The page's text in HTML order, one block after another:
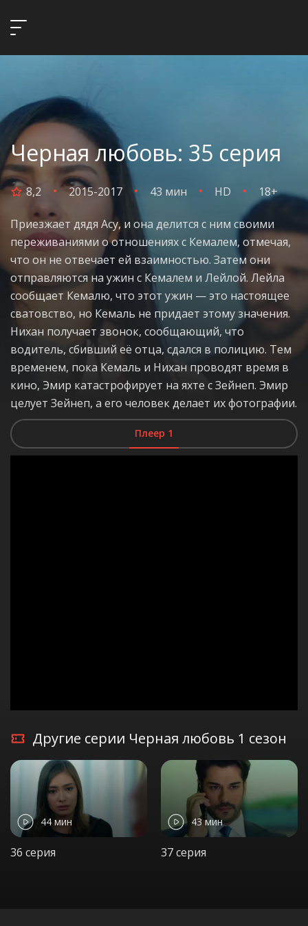
Черная любовь: 35 серия
8,2 2015-2017 43 мин HD 18+
Приезжает дядя Асу, и она делится с ним своими
переживаниями о отношениях с Кемалем, отмечая,
что он не отвечает ей взаимностью. Затем они
отправляются на ужин с Кемалем и Лейлой. Лейла
сообщает Кемалю, что этот ужин — это настоящее
сватовство, но Кемаль не придает этому значения.
Нихан получает звонок, сообщающий, что
водитель, сбивший её отца, сдался в полицию. Тем
временем, пока Кемаль и Нихан проводят время в
кино, Эмир катастрофирует на яхте с Зейнеп. Эмир
целует Зейнеп, а его человек делает их фотографии.
Плеер 1
Другие серии Черная любовь 1 сезон
44 мин
36 серия
43 мин
37 серия